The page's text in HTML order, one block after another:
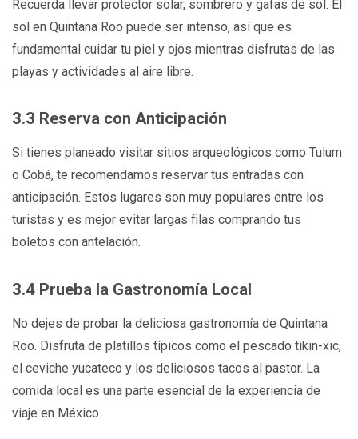
Recuerda llevar protector solar, sombrero y gafas de sol. El
sol en Quintana Roo puede ser intenso, así que es
fundamental cuidar tu piel y ojos mientras disfrutas de las
playas y actividades al aire libre.
3.3 Reserva con Anticipación
Si tienes planeado visitar sitios arqueológicos como Tulum
o Cobá, te recomendamos reservar tus entradas con
anticipación. Estos lugares son muy populares entre los
turistas y es mejor evitar largas filas comprando tus
boletos con antelación.
3.4 Prueba la Gastronomía Local
No dejes de probar la deliciosa gastronomía de Quintana
Roo. Disfruta de platillos típicos como el pescado tikin-xic,
el ceviche yucateco y los deliciosos tacos al pastor. La
comida local es una parte esencial de la experiencia de
viaje en México.